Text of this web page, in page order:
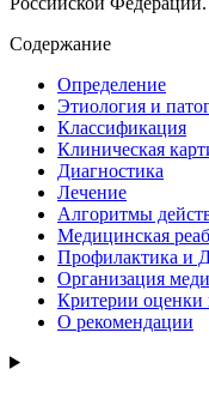
Содержание
Определение
Этиология и
Классификация
Клиническая
Диагностика
Лечение
Алгоритмы
Медицинская
Профилактика и
Организация
Критерии оценки
О рекомендации